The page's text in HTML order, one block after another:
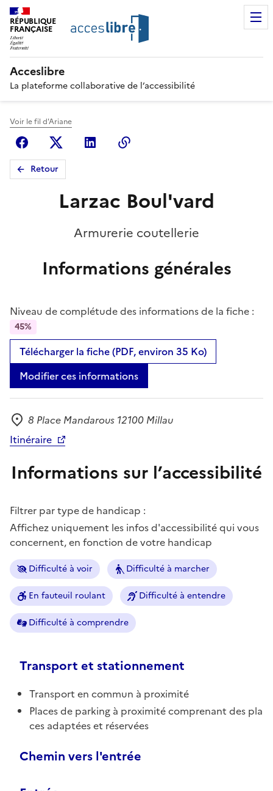
RÉPUBLIQUE
FRANÇAISE
Acceslibre
La plateforme collaborative de l’accessibilité
Voir le fil d'Ariane
FacebookX (anciennement Twitter)
Linkedin
Retour
Larzac Boul'vard
Armurerie coutellerie
Informations générales
Niveau de complétude des informations de la fiche :
45%
Télécharger la fiche (PDF, environ 35 Ko)
Modifier ces informations
Adresse
8 Place Mandarous 12100 Millau
Itinéraire
Informations sur l’accessibilité
Filtrer par type de handicap :
Affichez uniquement les infos d'accessibilité qui vous
concernent, en fonction de votre handicap
Difficulté à voir Difficulté à marcher
En fauteuil roulant Difficulté à entendre
Difficulté à comprendre
Transport et stationnement
Transport en commun à proximité
Places de parking à proximité comprenant des pla
ces adaptées et réservées
Chemin vers l'entrée